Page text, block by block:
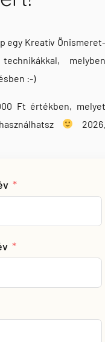
kerülnek
az
elfogadó
egy Kreatív Önismeret-
melyben
:-)
Ft értékben, melyet
2026.